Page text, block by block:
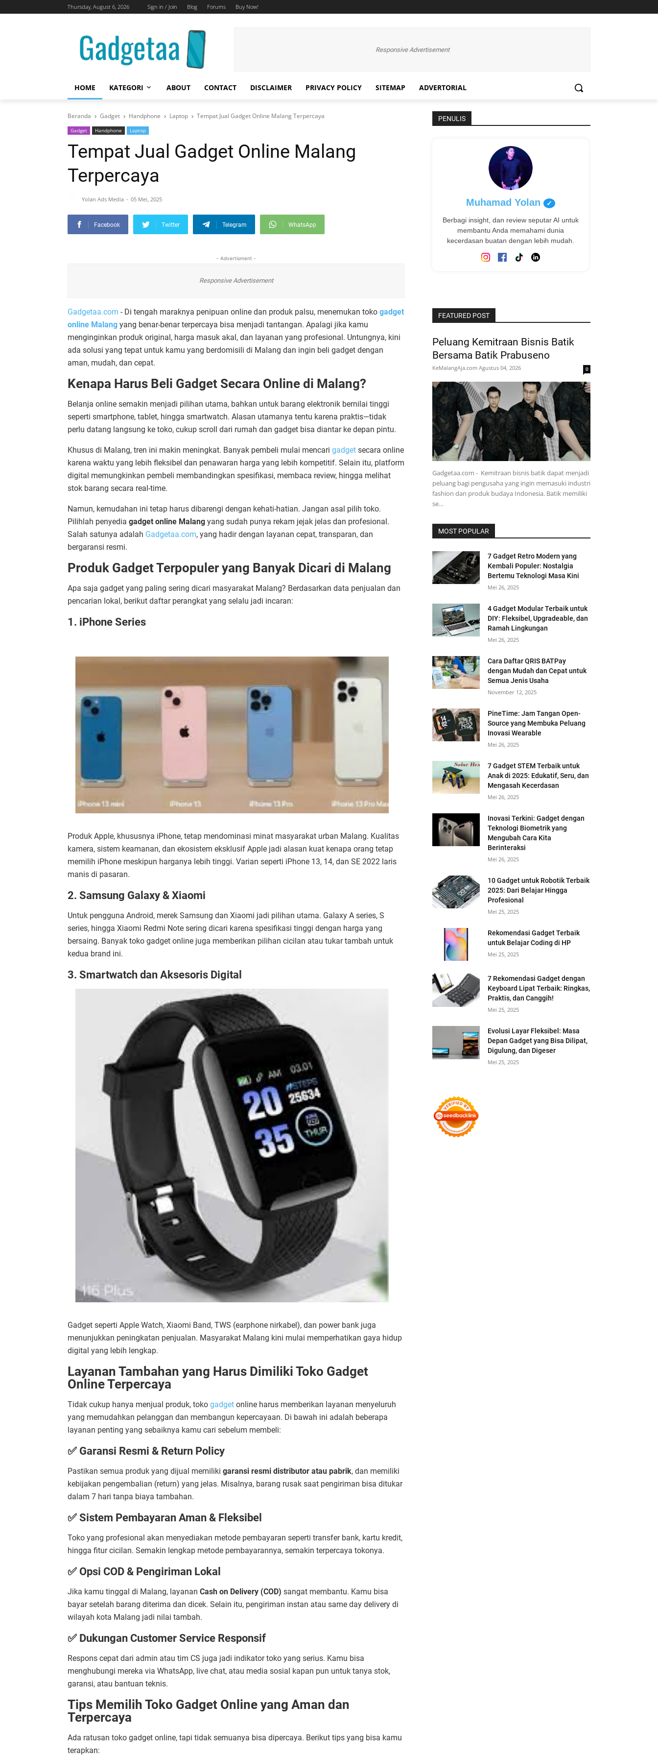
Thursday, August 6, 2026 Sign in / Join Blog Forums Buy Now!
Responsive Advertisement
HOME KATEGORI ABOUT CONTACT DISCLAIMER PRIVACY POLICY SITEMAP ADVERTORIAL
Beranda Gadget Handphone Laptop Tempat Jual Gadget Online Malang Terpercaya
Gadget Handphone Laptop
Tempat Jual Gadget Online Malang
Terpercaya
Yolan Ads Media 05 Mei, 2025
Facebook Twitter Telegram WhatsApp
- Advertisment -
Responsive Advertisement
Gadgetaa.com - Di tengah maraknya penipuan online dan produk palsu, menemukan toko gadget
online Malang yang benar-benar terpercaya bisa menjadi tantangan. Apalagi jika kamu
menginginkan produk original, harga masuk akal, dan layanan yang profesional. Untungnya, kini
ada solusi yang tepat untuk kamu yang berdomisili di Malang dan ingin beli gadget dengan
aman, mudah, dan cepat.
Kenapa Harus Beli Gadget Secara Online di Malang?
Belanja online semakin menjadi pilihan utama, bahkan untuk barang elektronik bernilai tinggi
seperti smartphone, tablet, hingga smartwatch. Alasan utamanya tentu karena praktis—tidak
perlu datang langsung ke toko, cukup scroll dari rumah dan gadget bisa diantar ke depan pintu.
Khusus di Malang, tren ini makin meningkat. Banyak pembeli mulai mencari gadget secara online
karena waktu yang lebih fleksibel dan penawaran harga yang lebih kompetitif. Selain itu, platform
digital memungkinkan pembeli membandingkan spesifikasi, membaca review, hingga melihat
stok barang secara real-time.
Namun, kemudahan ini tetap harus dibarengi dengan kehati-hatian. Jangan asal pilih toko.
Pilihlah penyedia gadget online Malang yang sudah punya rekam jejak jelas dan profesional.
Salah satunya adalah Gadgetaa.com, yang hadir dengan layanan cepat, transparan, dan
bergaransi resmi.
Produk Gadget Terpopuler yang Banyak Dicari di Malang
Apa saja gadget yang paling sering dicari masyarakat Malang? Berdasarkan data penjualan dan
pencarian lokal, berikut daftar perangkat yang selalu jadi incaran:
1. iPhone Series
Produk Apple, khususnya iPhone, tetap mendominasi minat masyarakat urban Malang. Kualitas
kamera, sistem keamanan, dan ekosistem eksklusif Apple jadi alasan kuat kenapa orang tetap
memilih iPhone meskipun harganya lebih tinggi. Varian seperti iPhone 13, 14, dan SE 2022 laris
manis di pasaran.
2. Samsung Galaxy & Xiaomi
Untuk pengguna Android, merek Samsung dan Xiaomi jadi pilihan utama. Galaxy A series, S
series, hingga Xiaomi Redmi Note sering dicari karena spesifikasi tinggi dengan harga yang
bersaing. Banyak toko gadget online juga memberikan pilihan cicilan atau tukar tambah untuk
kedua brand ini.
3. Smartwatch dan Aksesoris Digital
Gadget seperti Apple Watch, Xiaomi Band, TWS (earphone nirkabel), dan power bank juga
menunjukkan peningkatan penjualan. Masyarakat Malang kini mulai memperhatikan gaya hidup
digital yang lebih lengkap.
Layanan Tambahan yang Harus Dimiliki Toko Gadget
Online Terpercaya
Tidak cukup hanya menjual produk, toko gadget online harus memberikan layanan menyeluruh
yang memudahkan pelanggan dan membangun kepercayaan. Di bawah ini adalah beberapa
layanan penting yang sebaiknya kamu cari sebelum membeli:
✅ Garansi Resmi & Return Policy
Pastikan semua produk yang dijual memiliki garansi resmi distributor atau pabrik, dan memiliki
kebijakan pengembalian (return) yang jelas. Misalnya, barang rusak saat pengiriman bisa ditukar
dalam 7 hari tanpa biaya tambahan.
✅ Sistem Pembayaran Aman & Fleksibel
Toko yang profesional akan menyediakan metode pembayaran seperti transfer bank, kartu kredit,
hingga fitur cicilan. Semakin lengkap metode pembayarannya, semakin terpercaya tokonya.
✅ Opsi COD & Pengiriman Lokal
Jika kamu tinggal di Malang, layanan Cash on Delivery (COD) sangat membantu. Kamu bisa
bayar setelah barang diterima dan dicek. Selain itu, pengiriman instan atau same day delivery di
wilayah kota Malang jadi nilai tambah.
✅ Dukungan Customer Service Responsif
Respons cepat dari admin atau tim CS juga jadi indikator toko yang serius. Kamu bisa
menghubungi mereka via WhatsApp, live chat, atau media sosial kapan pun untuk tanya stok,
garansi, atau bantuan teknis.
Tips Memilih Toko Gadget Online yang Aman dan
Terpercaya
Ada ratusan toko gadget online, tapi tidak semuanya bisa dipercaya. Berikut tips yang bisa kamu
terapkan:
PENULIS
Muhamad Yolan ✓
Berbagi insight, dan review seputar AI untuk
membantu Anda memahami dunia
kecerdasan buatan dengan lebih mudah.
FEATURED POST
Peluang Kemitraan Bisnis Batik
Bersama Batik Prabuseno
KeMalangAja.com Agustus 04, 2026 0
Gadgetaa.com - Kemitraan bisnis batik dapat menjadi
peluang bagi pengusaha yang ingin memasuki industri
fashion dan produk budaya Indonesia. Batik memiliki
se…
MOST POPULAR
7 Gadget Retro Modern yang
Kembali Populer: Nostalgia
Bertemu Teknologi Masa Kini
Mei 26, 2025
4 Gadget Modular Terbaik untuk
DIY: Fleksibel, Upgradeable, dan
Ramah Lingkungan
Mei 26, 2025
Cara Daftar QRIS BATPay
dengan Mudah dan Cepat untuk
Semua Jenis Usaha
November 12, 2025
PineTime: Jam Tangan Open-
Source yang Membuka Peluang
Inovasi Wearable
Mei 26, 2025
7 Gadget STEM Terbaik untuk
Anak di 2025: Edukatif, Seru, dan
Mengasah Kecerdasan
Mei 26, 2025
Inovasi Terkini: Gadget dengan
Teknologi Biometrik yang
Mengubah Cara Kita
Berinteraksi
Mei 26, 2025
10 Gadget untuk Robotik Terbaik
2025: Dari Belajar Hingga
Profesional
Mei 25, 2025
Rekomendasi Gadget Terbaik
untuk Belajar Coding di HP
Mei 25, 2025
7 Rekomendasi Gadget dengan
Keyboard Lipat Terbaik: Ringkas,
Praktis, dan Canggih!
Mei 25, 2025
Evolusi Layar Fleksibel: Masa
Depan Gadget yang Bisa Dilipat,
Digulung, dan Digeser
Mei 25, 2025